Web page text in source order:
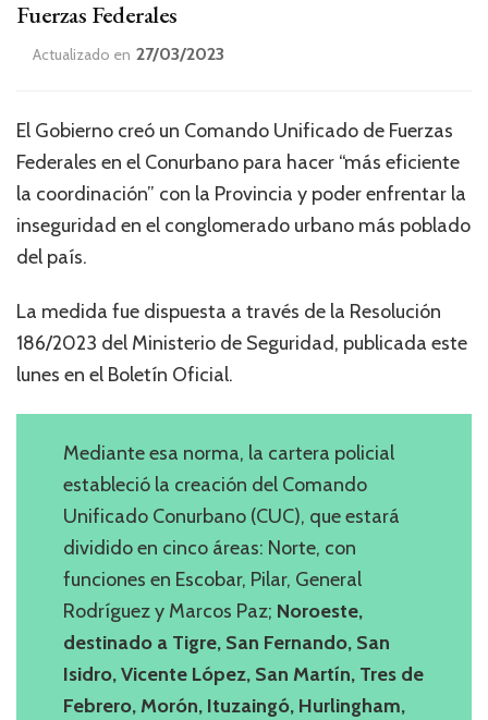
Fuerzas Federales
Actualizado en 27/03/2023
El Gobierno creó un Comando Unificado de Fuerzas
Federales en el Conurbano para hacer “más eficiente
la coordinación” con la Provincia y poder enfrentar la
inseguridad en el conglomerado urbano más poblado
del país.
La medida fue dispuesta a través de la Resolución
186/2023 del Ministerio de Seguridad, publicada este
lunes en el Boletín Oficial.
Mediante esa norma, la cartera policial
estableció la creación del Comando
Unificado Conurbano (CUC), que estará
dividido en cinco áreas: Norte, con
funciones en Escobar, Pilar, General
Rodríguez y Marcos Paz; Noroeste,
destinado a Tigre, San Fernando, San
Isidro, Vicente López, San Martín, Tres de
Febrero, Morón, Ituzaingó, Hurlingham,